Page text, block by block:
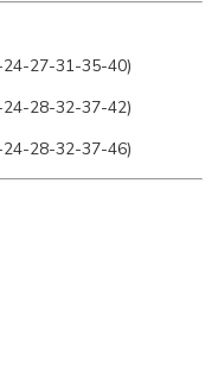
27-31-35-40)
28-32-37-42)
28-32-37-46)